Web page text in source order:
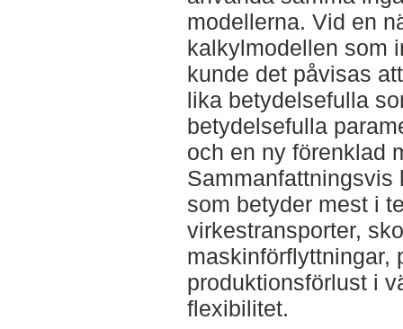
modellerna. Vid en
kalkylmodellen som
kunde det påvisas
lika betydelsefulla
betydelsefulla
och en ny förenklad
Sammanfattningsvis
som betyder mest i
virkestransporter,
maskinförflyttningar,
produktionsförlust i
flexibilitet.